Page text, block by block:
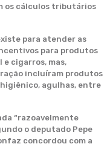
cálculos tributários
para atender as
para produtos
cigarros, mas,
incluíram produtos
agulhas, entre
“razoavelmente
o deputado Pepe
concordou com a